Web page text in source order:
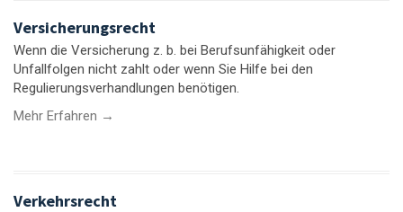
Versicherungsrecht
Wenn die Versicherung z. b. bei Berufsunfähigkeit oder
Unfallfolgen nicht zahlt oder wenn Sie Hilfe bei den
Regulierungsverhandlungen benötigen.
Mehr Erfahren →
Verkehrsrecht